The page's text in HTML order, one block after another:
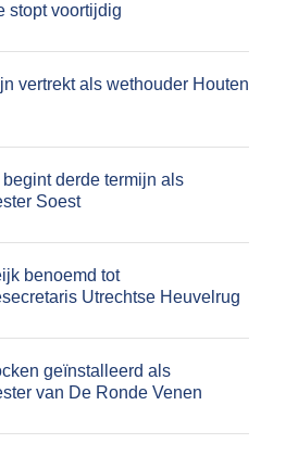
stopt voortijdig
vertrekt als wethouder Houten
derde termijn als
Soest
benoemd tot
Utrechtse Heuvelrug
geïnstalleerd als
van De Ronde Venen